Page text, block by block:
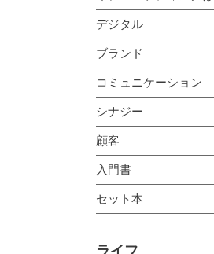
デジタル
ブランド
コミュニケーション
シナジー
顧客
入門書
セット本
ライフ